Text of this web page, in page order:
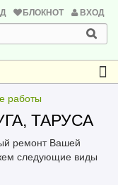
БЛОКНОТ ВХОД
работы
ТАРУСА
ремонт Вашей
следующие виды